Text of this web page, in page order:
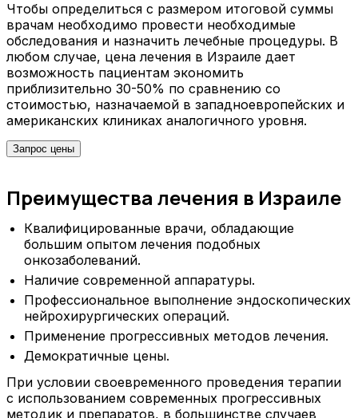
Чтобы определиться с размером итоговой суммы
врачам необходимо провести необходимые
обследования и назначить лечебные процедуры. В
любом случае, цена лечения в Израиле дает
возможность пациентам экономить
приблизительно 30-50% по сравнению со
стоимостью, назначаемой в западноевропейских и
американских клиниках аналогичного уровня.
Запрос цены
Преимущества лечения в Израиле
Квалифицированные врачи, обладающие
большим опытом лечения подобных
онкозаболеваний.
Наличие современной аппаратуры.
Профессиональное выполнение эндоскопических
нейрохирургических операций.
Применение прогрессивных методов лечения.
Демократичные цены.
При условии своевременного проведения терапии
с использованием современных прогрессивных
методик и препаратов, в большинстве случаев